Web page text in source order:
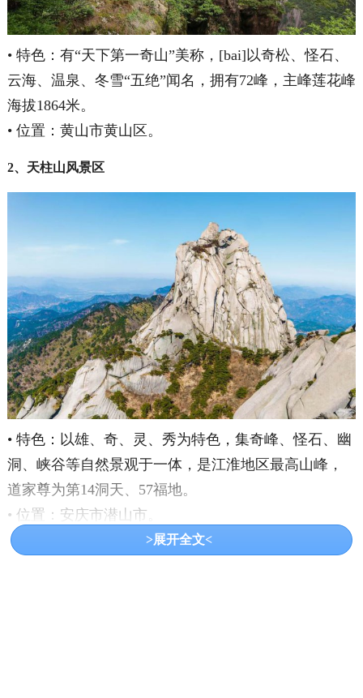
• 特色：有“天下第一奇山”美称，[bai]以奇松、怪石、
云海、温泉、冬雪“五绝”闻名，拥有72峰，主峰莲花峰
海拔1864米。
• 位置：黄山市黄山区。
2、天柱山风景区
• 特色：以雄、奇、灵、秀为特色，集奇峰、怪石、幽
洞、峡谷等自然景观于一体，是江淮地区最高山峰，
道家尊为第14洞天、57福地。
• 位置：安庆市潜山市。
3、三河古镇
>展开全文<